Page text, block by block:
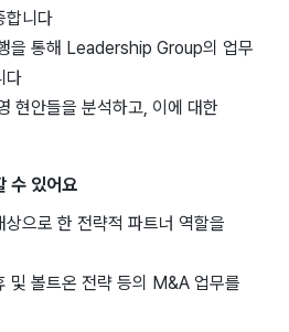
합니다
을 통해 Leadership Group의 업무
다
현안들을 분석하고, 이에 대한
수 있어요
으로 한 전략적 파트너 역할을
및 볼트온 전략 등의 M&A 업무를